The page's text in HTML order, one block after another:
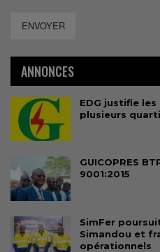
ENVOYER
ANNONCES
EDG justifie
plusieurs
GUICOPRES
9001:2015
SimFer
Simandou et
opérationnels